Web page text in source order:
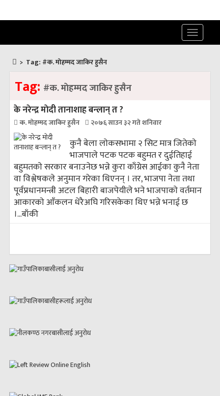
Toggle
> Tag: #क. माेहम्मद जाकिर हुसैन
Tag: #क. माेहम्मद जाकिर हुसैन
के नरेन्द्र माेदी तानाशाह बन्लान् त ?
क. माेहम्मद जाकिर हुसैन २०७६ साउन ३२ गते शनिवार
कुनै बेला लाेकसभामा २ सिट मात्र जितेकाे
भाजपाले पटक पटक बहुमत र दुईतिहाई
बहुमतकाे सरकार बनाउनेछ भन्ने कुरा काँग्रेस आईका कुनै नेता
वा विश्लेषकले अनुमान गरेका थिएनन् । तर, भाजपा नेता तथा
पूर्वप्रधानमन्त्री अटल बिहारी बाजपेयीले भने भाजपाकाे वर्तमान
आकारकाे आँकलन धेरैअघि गरिसकेका थिए भन्ने भनाई छ
।...बाँकी